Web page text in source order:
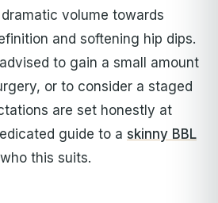
volume towards
and softening hip dips.
to gain a small amount
or to consider a staged
are set honestly at
guide to a skinny BBL
this suits.